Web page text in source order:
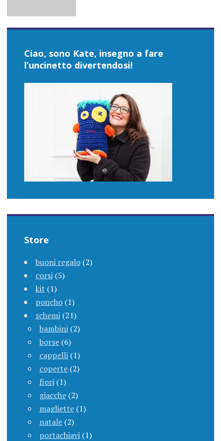
Ciao, sono Kate, insegno a fare
l’uncinetto divertendosi!
Store
buoni regalo (2)
corsi (5)
kit (1)
poncho (1)
schemi (21)
bambini (2)
borse (6)
cappelli (1)
coperte (2)
fiori (1)
giacche (2)
magliette (1)
natale (2)
portachiavi (1)